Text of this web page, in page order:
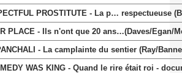
PROSTITUTE - La p… respectueuse
PLACE - Ils n'ont que 20 ans…(Daves/Egan/
- La camplainte du sentier (Ray/
WAS KING - Quand le rire était roi -